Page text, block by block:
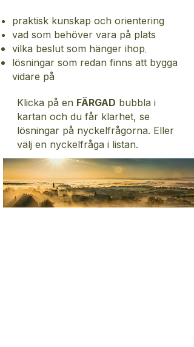
praktisk kunskap och orientering
vad som behöver vara på plats
vilka beslut som hänger ihop,
lösningar som redan finns att bygga
vidare på
Klicka på en FÄRGAD bubbla i
kartan och du får klarhet, se
lösningar på nyckelfrågorna. Eller
välj en nyckelfråga i listan.